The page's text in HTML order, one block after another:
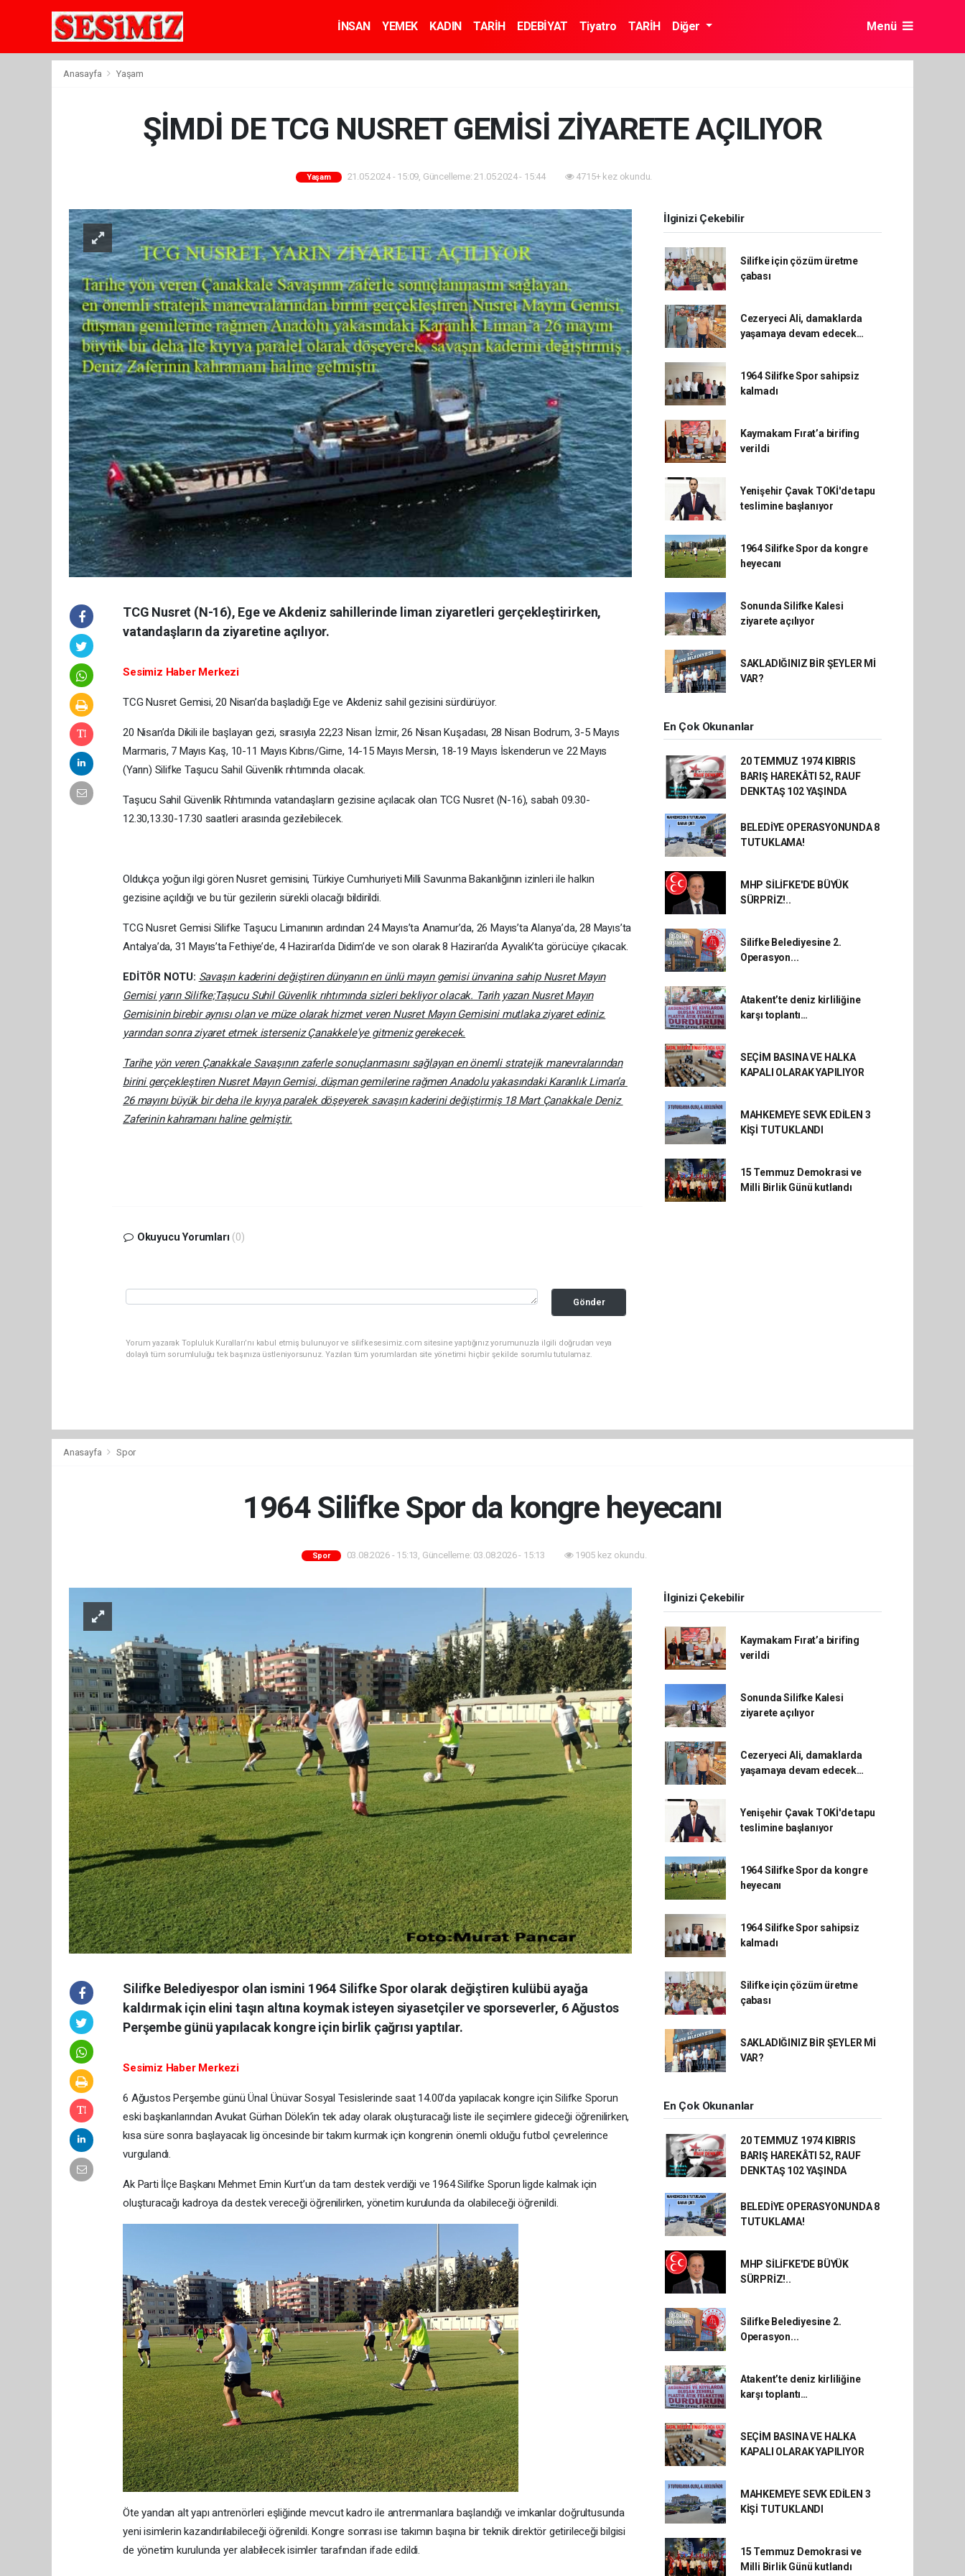
İNSAN YEMEK KADIN TARİH EDEBİYAT Tiyatro TARİH Diğer Menü
Anasayfa Yaşam
ŞİMDİ DE TCG NUSRET GEMİSİ ZİYARETE AÇILIYOR
Yaşam 21.05.2024 - 15:09, Güncelleme: 21.05.2024 - 15:44 4715+ kez okundu.
TCG Nusret (N-16), Ege ve Akdeniz sahillerinde liman ziyaretleri gerçekleştirirken,
vatandaşların da ziyaretine açılıyor.
Sesimiz Haber Merkezi
TCG Nusret Gemisi, 20 Nisan’da başladığı Ege ve Akdeniz sahil gezisini sürdürüyor.
20 Nisan’da Dikili ile başlayan gezi, sırasıyla 22;23 Nisan İzmir, 26 Nisan Kuşadası, 28 Nisan Bodrum, 3-5 Mayıs
Marmaris, 7 Mayıs Kaş, 10-11 Mayıs Kıbrıs/Girne, 14-15 Mayıs Mersin, 18-19 Mayıs İskenderun ve 22 Mayıs
(Yarın) Silifke Taşucu Sahil Güvenlik rıhtımında olacak.
Taşucu Sahil Güvenlik Rıhtımında vatandaşların gezisine açılacak olan TCG Nusret (N-16), sabah 09.30-
12.30,13.30-17.30 saatleri arasında gezilebilecek.
Oldukça yoğun ilgi gören Nusret gemisini, Türkiye Cumhuriyeti Milli Savunma Bakanlığının izinleri ile halkın
gezisine açıldığı ve bu tür gezilerin sürekli olacağı bildirildi.
TCG Nusret Gemisi Silifke Taşucu Limanının ardından 24 Mayıs’ta Anamur’da, 26 Mayıs’ta Alanya’da, 28 Mayıs’ta
Antalya’da, 31 Mayıs’ta Fethiye’de, 4 Haziran’da Didim’de ve son olarak 8 Haziran’da Ayvalık’ta görücüye çıkacak.
EDİTÖR NOTU: Savaşın kaderini değiştiren dünyanın en ünlü mayın gemisi ünvanina sahip Nusret Mayın
Gemisi yarın Silifke;Taşucu Suhil Güvenlik rıhtımında sizleri bekliyor olacak. Tarih yazan Nusret Mayın
Gemisinin birebir aynısı olan ve müze olarak hizmet veren Nusret Mayın Gemisini mutlaka ziyaret ediniz.
yarından sonra ziyaret etmek isterseniz Çanakkele'ye gitmeniz gerekecek.
Tarihe yön veren Çanakkale Savaşının zaferle sonuçlanmasını sağlayan en önemli stratejik manevralarından
birini gerçekleştiren Nusret Mayın Gemisi, düşman gemilerine rağmen Anadolu yakasındaki Karanlık Liman’a
26 mayını büyük bir deha ile kıyıya paralek döşeyerek savaşın kaderini değiştirmiş 18 Mart Çanakkale Deniz
Zaferinin kahramanı haline gelmiştir.
Okuyucu Yorumları (0)
Gönder
Yorum yazarak Topluluk Kuralları’nı kabul etmiş bulunuyor ve silifkesesimiz.com sitesine yaptığınız yorumunuzla ilgili doğrudan veya
dolaylı tüm sorumluluğu tek başınıza üstleniyorsunuz. Yazılan tüm yorumlardan site yönetimi hiçbir şekilde sorumlu tutulamaz.
İlginizi Çekebilir
Silifke için çözüm üretme
çabası
Cezeryeci Ali, damaklarda
yaşamaya devam edecek…
1964 Silifke Spor sahipsiz
kalmadı
Kaymakam Fırat’a birifing
verildi
Yenişehir Çavak TOKİ'de tapu
teslimine başlanıyor
1964 Silifke Spor da kongre
heyecanı
Sonunda Silifke Kalesi
ziyarete açılıyor
SAKLADIĞINIZ BİR ŞEYLER Mİ
VAR?
En Çok Okunanlar
20 TEMMUZ 1974 KIBRIS
BARIŞ HAREKÂTI 52, RAUF
DENKTAŞ 102 YAŞINDA
BELEDİYE OPERASYONUNDA 8
TUTUKLAMA!
MHP SİLİFKE'DE BÜYÜK
SÜRPRİZ!..
Silifke Belediyesine 2.
Operasyon...
Atakent’te deniz kirliliğine
karşı toplantı…
SEÇİM BASINA VE HALKA
KAPALI OLARAK YAPILIYOR
MAHKEMEYE SEVK EDİLEN 3
KİŞİ TUTUKLANDI
15 Temmuz Demokrasi ve
Milli Birlik Günü kutlandı
Anasayfa Spor
1964 Silifke Spor da kongre heyecanı
Spor 03.08.2026 - 15:13, Güncelleme: 03.08.2026 - 15:13 1905 kez okundu.
Silifke Belediyespor olan ismini 1964 Silifke Spor olarak değiştiren kulübü ayağa
kaldırmak için elini taşın altına koymak isteyen siyasetçiler ve sporseverler, 6 Ağustos
Perşembe günü yapılacak kongre için birlik çağrısı yaptılar.
Sesimiz Haber Merkezi
6 Ağustos Perşembe günü Ünal Ünüvar Sosyal Tesislerinde saat 14.00’da yapılacak kongre için Silifke Sporun
eski başkanlarından Avukat Gürhan Dölek’in tek aday olarak oluşturacağı liste ile seçimlere gideceği öğrenilirken,
kısa süre sonra başlayacak lig öncesinde bir takım kurmak için kongrenin önemli olduğu futbol çevrelerince
vurgulandı.
Ak Parti İlçe Başkanı Mehmet Emin Kurt’un da tam destek verdiği ve 1964 Silifke Sporun ligde kalmak için
oluşturacağı kadroya da destek vereceği öğrenilirken, yönetim kurulunda da olabileceği öğrenildi.
Öte yandan alt yapı antrenörleri eşliğinde mevcut kadro ile antrenmanlara başlandığı ve imkanlar doğrultusunda
yeni isimlerin kazandırılabileceği öğrenildi. Kongre sonrası ise takımın başına bir teknik direktör getirileceği bilgisi
de yönetim kurulunda yer alabilecek isimler tarafından ifade edildi.
İlginizi Çekebilir
Kaymakam Fırat’a birifing
verildi
Sonunda Silifke Kalesi
ziyarete açılıyor
Cezeryeci Ali, damaklarda
yaşamaya devam edecek…
Yenişehir Çavak TOKİ'de tapu
teslimine başlanıyor
1964 Silifke Spor da kongre
heyecanı
1964 Silifke Spor sahipsiz
kalmadı
Silifke için çözüm üretme
çabası
SAKLADIĞINIZ BİR ŞEYLER Mİ
VAR?
En Çok Okunanlar
20 TEMMUZ 1974 KIBRIS
BARIŞ HAREKÂTI 52, RAUF
DENKTAŞ 102 YAŞINDA
BELEDİYE OPERASYONUNDA 8
TUTUKLAMA!
MHP SİLİFKE'DE BÜYÜK
SÜRPRİZ!..
Silifke Belediyesine 2.
Operasyon...
Atakent’te deniz kirliliğine
karşı toplantı…
SEÇİM BASINA VE HALKA
KAPALI OLARAK YAPILIYOR
MAHKEMEYE SEVK EDİLEN 3
KİŞİ TUTUKLANDI
15 Temmuz Demokrasi ve
Milli Birlik Günü kutlandı